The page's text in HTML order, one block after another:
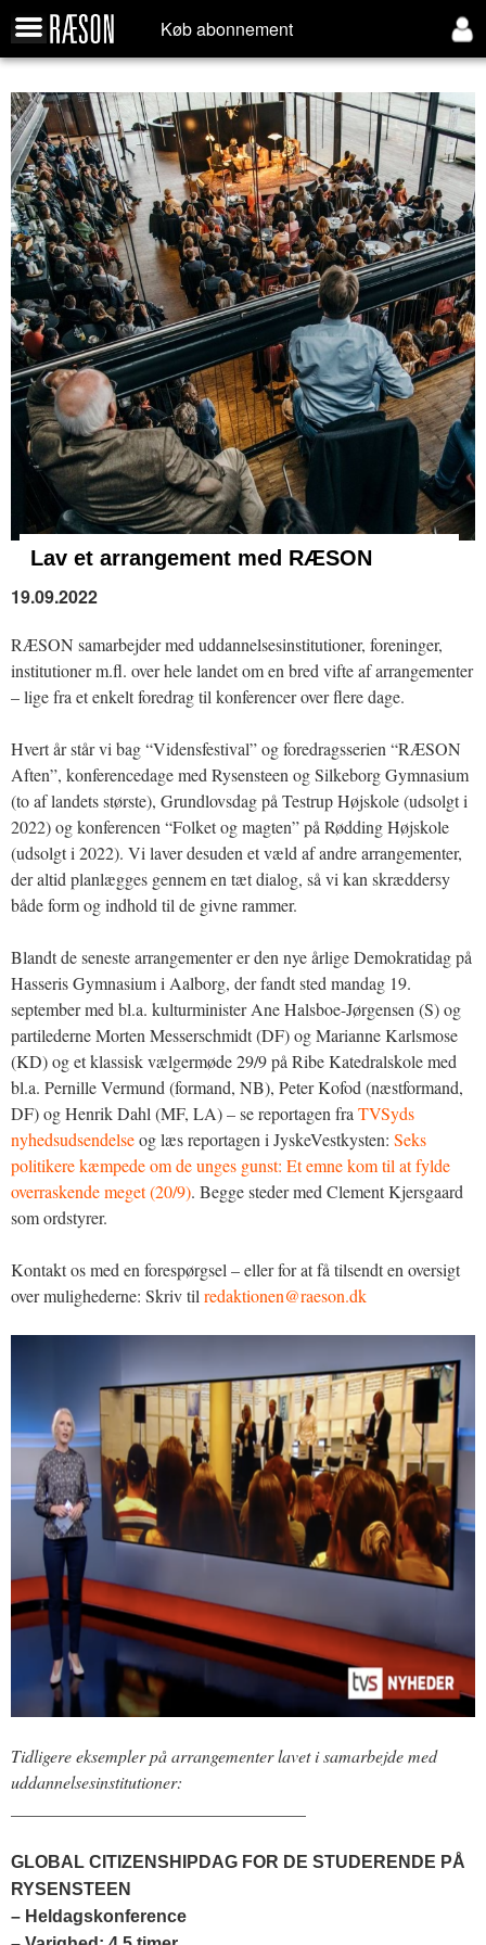
Køb abonnement
Lav et arrangement med RÆSON
19.09.2022
RÆSON samarbejder med uddannelsesinstitutioner, foreninger,
institutioner m.fl. over hele landet om en bred vifte af arrangementer
– lige fra et enkelt foredrag til konferencer over flere dage.
Hvert år står vi bag “Vidensfestival” og foredragsserien “RÆSON
Aften”, konferencedage med Rysensteen og Silkeborg Gymnasium
(to af landets største), Grundlovsdag på Testrup Højskole (udsolgt i
2022) og konferencen “Folket og magten” på Rødding Højskole
(udsolgt i 2022). Vi laver desuden et væld af andre arrangementer,
der altid planlægges gennem en tæt dialog, så vi kan skræddersy
både form og indhold til de givne rammer.
Blandt de seneste arrangementer er den nye årlige Demokratidag på
Hasseris Gymnasium i Aalborg, der fandt sted mandag 19.
september med bl.a. kulturminister Ane Halsboe-Jørgensen (S) og
partilederne Morten Messerschmidt (DF) og Marianne Karlsmose
(KD) og et klassisk vælgermøde 29/9 på Ribe Katedralskole med
bl.a. Pernille Vermund (formand, NB), Peter Kofod (næstformand,
DF) og Henrik Dahl (MF, LA) – se reportagen fraTVSyds
nyhedsudsendelseog læs reportagen i JyskeVestkysten: Seks
politikere kæmpede om de unges gunst: Et emne kom til at fylde
overraskende meget (20/9). Begge steder med Clement Kjersgaard
som ordstyrer.
Kontakt os med en forespørgsel – eller for at få tilsendt en oversigt
over mulighederne: Skriv tilredaktionen@raeson.dk
Tidligere eksempler på arrangementer lavet i samarbejde med
uddannelsesinstitutioner:
GLOBAL CITIZENSHIPDAG FOR DE STUDERENDE PÅ
RYSENSTEEN
– Heldagskonference